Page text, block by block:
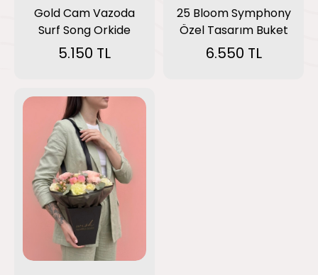
Gold Cam Vazoda
Surf Song Orkide
5.150 TL
25 Bloom Symphony
Özel Tasarım Buket
6.550 TL